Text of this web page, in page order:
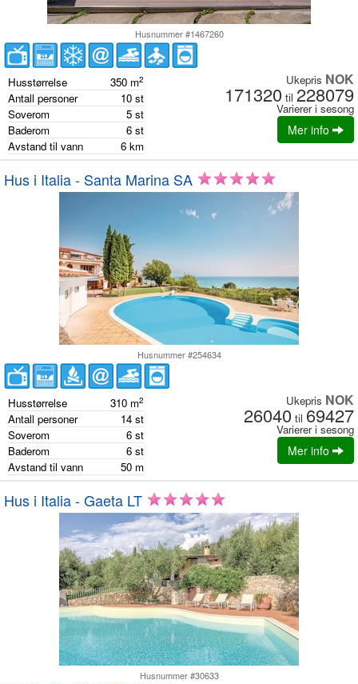
Husnummer #1467260
Husstørrelse 350 m2
Antall personer 10 st
Soverom
5 st
Baderom
6 st
Avstand til vann
6 km
Ukepris NOK
171320 til 228079
Varierer i sesong
Mer info
Hus i Italia - Santa Marina SA
Husnummer #254634
Husstørrelse 310 m2
Antall personer 14 st
Soverom
6 st
Baderom
6 st
Avstand til vann
50 m
Ukepris NOK
26040 til 69427
Varierer i sesong
Mer info
Hus i Italia - Gaeta LT
Husnummer #30633